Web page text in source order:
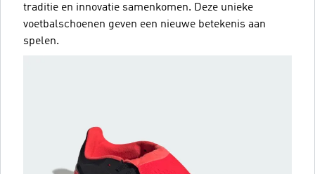
traditie en innovatie samenkomen. Deze unieke
voetbalschoenen geven een nieuwe betekenis aan
spelen.